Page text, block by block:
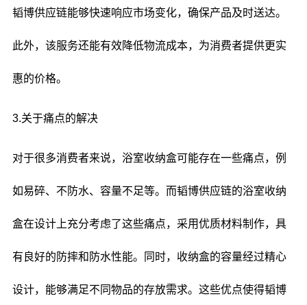
韬博供应链能够快速响应市场变化，确保产品及时送达。
此外，该服务还能有效降低物流成本，为消费者提供更实
惠的价格。
3.关于痛点的解决
对于很多消费者来说，浴室收纳盒可能存在一些痛点，例
如易碎、不防水、容量不足等。而韬博供应链的浴室收纳
盒在设计上充分考虑了这些痛点，采用优质材料制作，具
有良好的防摔和防水性能。同时，收纳盒的容量经过精心
设计，能够满足不同物品的存放需求。这些优点使得韬博